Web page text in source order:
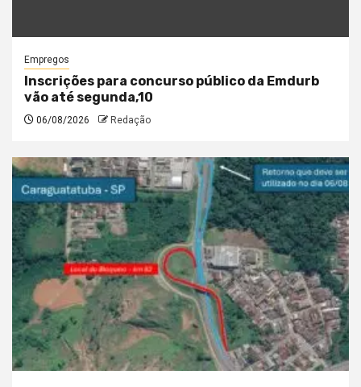
Empregos
Inscrições para concurso público da Emdurb
vão até segunda,10
06/08/2026 Redação